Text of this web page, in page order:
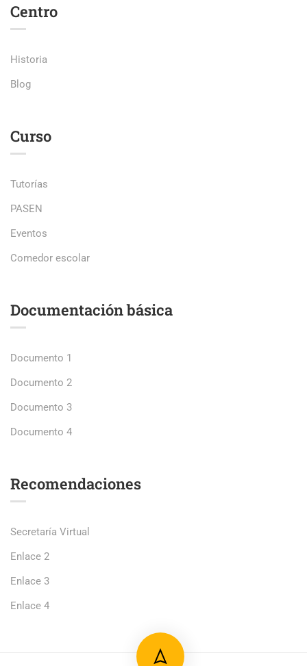
Centro
Historia
Blog
Curso
Tutorías
PASEN
Eventos
Comedor escolar
Documentación básica
Documento 1
Documento 2
Documento 3
Documento 4
Recomendaciones
Secretaría Virtual
Enlace 2
Enlace 3
Enlace 4